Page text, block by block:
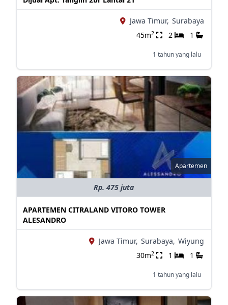
Jawa Timur, Surabaya
45m2 2 1
1 tahun yang lalu
Apartemen
Rp. 475 juta
APARTEMEN CITRALAND VITORO TOWER
ALESANDRO
Jawa Timur, Surabaya, Wiyung
30m2 1 1
1 tahun yang lalu